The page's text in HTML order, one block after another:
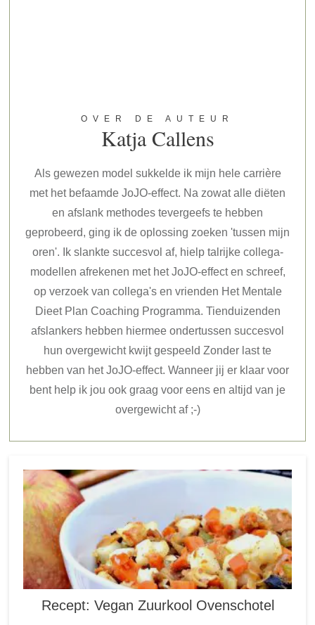
OVER DE AUTEUR
Katja Callens
Als gewezen model sukkelde ik mijn hele carrière
met het befaamde JoJO-effect. Na zowat alle diëten
en afslank methodes tevergeefs te hebben
geprobeerd, ging ik de oplossing zoeken 'tussen mijn
oren'. Ik slankte succesvol af, hielp talrijke collega-
modellen afrekenen met het JoJO-effect en schreef,
op verzoek van collega's en vrienden Het Mentale
Dieet Plan Coaching Programma. Tienduizenden
afslankers hebben hiermee ondertussen succesvol
hun overgewicht kwijt gespeeld Zonder last te
hebben van het JoJO-effect. Wanneer jij er klaar voor
bent help ik jou ook graag voor eens en altijd van je
overgewicht af ;-)
Recept: Vegan Zuurkool Ovenschotel